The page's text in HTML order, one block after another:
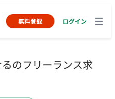
無料登録 ログイン
のフリーランス求